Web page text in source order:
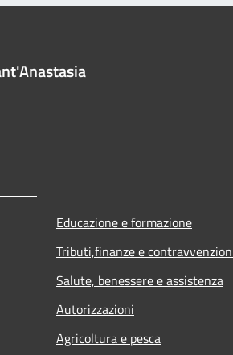
Educazione e formazione
Tributi,finanze e
Salute, benessere e assistenza
Autorizzazioni
Agricoltura e pesca